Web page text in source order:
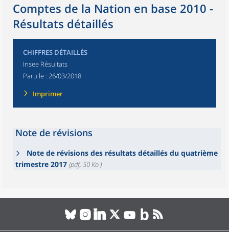
Comptes de la Nation en base 2010 -
Résultats détaillés
CHIFFRES DÉTAILLÉS
Insee Résultats
Paru le : 26/03/2018
Imprimer
Note de révisions
Note de révisions des résultats détaillés du quatrième
trimestre 2017 (pdf, 50 Ko )